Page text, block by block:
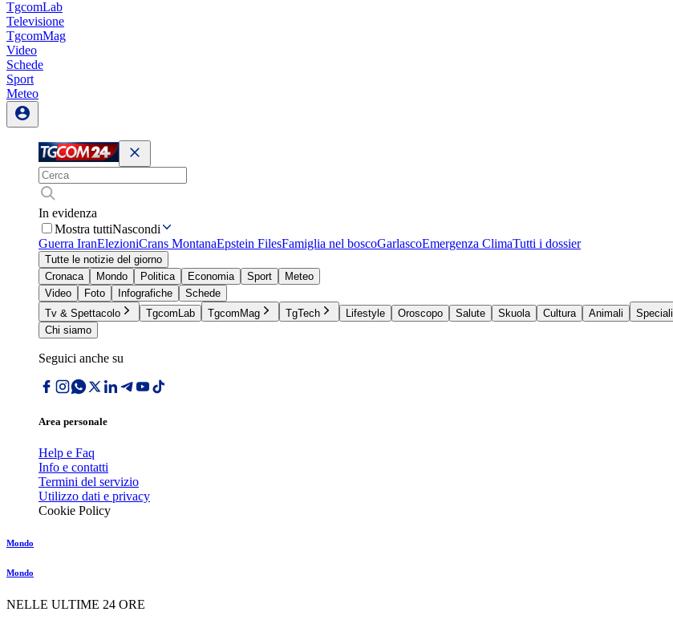
TgcomLab
Televisione
TgcomMag
Video
Schede
Sport
Meteo
In evidenza
Mostra tuttiNascondi
Guerra IranElezioniCrans MontanaEpstein FilesFamiglia nel boscoGarlascoEmergenza ClimaTutti i dossier
Tutte le notizie del giorno
Cronaca
Mondo Politica Economia Sport
Meteo
Video
Foto Infografiche
Schede
Tv & Spettacolo
TgcomLab TgcomMag TgTech Lifestyle Oroscopo Salute Skuola Cultura Animali
Speciali
Chi siamo
Seguici anche su
Area personale
Help e Faq
Info e contatti
Termini del servizio
Utilizzo dati e privacy
Cookie Policy
Mondo
Mondo
NELLE ULTIME 24 ORE